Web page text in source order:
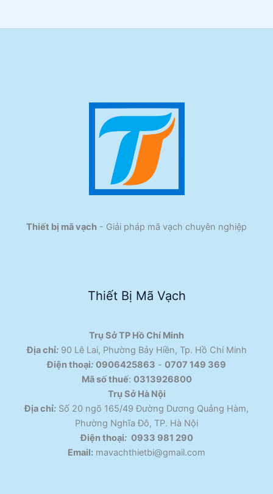
Thiết bị mã vạch - Giải pháp mã vạch chuyên nghiệp
Thiết Bị Mã Vạch
Trụ Sở TP Hồ Chí Minh
Địa chỉ:90 Lê Lai, Phường Bảy Hiền, Tp. Hồ Chí Minh
Điện thoại: 0906425863 - 0707 149 369
Mã số thuế: 0313926800
Trụ Sở Hà Nội
Địa chỉ: Số 20 ngõ 165/49 Đường Dương Quảng Hàm,
Phường Nghĩa Đô, TP. Hà Nội
Điện thoại: 0933 981 290
Email: mavachthietbi@gmail.com